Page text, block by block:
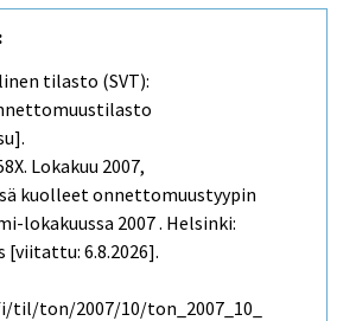
:
tilasto (SVT):
Lokakuu 2007,
kuolleet onnettomuustyypin
lokakuussa 2007 . Helsinki:
[viitattu: 6.8.2026].
ton/2007/10/ton_2007_10_